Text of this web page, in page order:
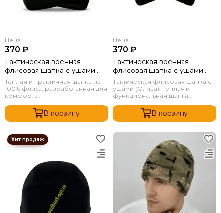
Цена
370 ₽
Тактическая военная
флисовая шапка с ушами
Мох
Тёплая и практичная шапка из
100% флиса, разработанная для
комфорта...
В корзину
Цена
370 ₽
Тактическая военная
флисовая шапка с ушами
Олива
Тактическая флисовая шапка с
ушами (Олива). Тёплая и
функциональная шапка...
В корзину